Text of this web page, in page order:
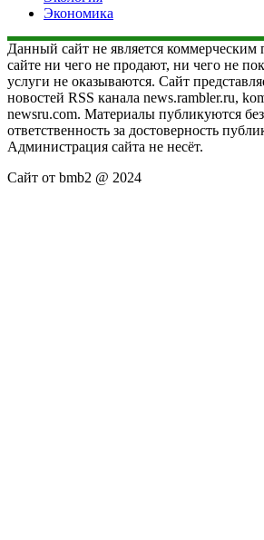
Экономика
Данный сайт не является коммерческим
сайте ни чего не продают, ни чего не
услуги не оказываются. Сайт
новостей RSS канала news.rambler.ru,
newsru.com. Материалы публикуются
ответственность за достоверность
Администрация сайта не несёт.
Сайт от bmb2 @ 2024